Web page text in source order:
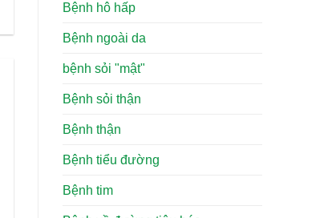
Bệnh hô hấp
Bệnh ngoài da
bệnh sỏi "mật"
Bệnh sỏi thận
Bệnh thận
Bệnh tiểu đường
Bệnh tim